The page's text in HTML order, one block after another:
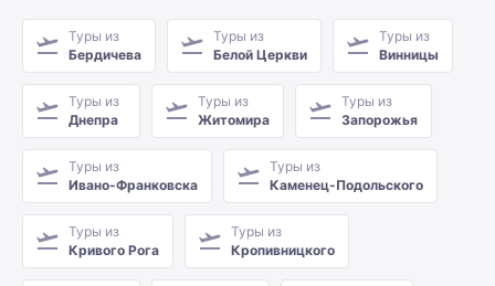
Туры из
Бердичева
Туры из
Белой Церкви
Туры из
Винницы
Туры из
Днепра
Туры из
Житомира
Туры из
Запорожья
Туры из
Ивано-Франковска
Туры из
Каменец-Подольского
Туры из
Кривого Рога
Туры из
Кропивницкого